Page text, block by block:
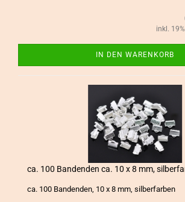
inkl.
IN DEN WARENKORB
ca. 100 Ban­den­den ca. 10 x 8 mm,
ca. 100 Ban­den­den, 10 x 8 mm, sil­ber­far­ben